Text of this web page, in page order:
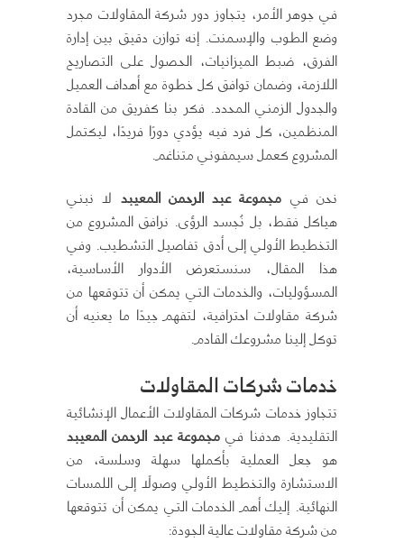
في جوهر الأمر، يتجاوز دور شركة المقاولات مجرد
وضع الطوب والإسمنت. إنه توازن دقيق بين إدارة
الفرق، ضبط الميزانيات، الحصول على التصاريح
اللازمة، وضمان توافق كل خطوة مع أهداف العميل
والجدول الزمني المحدد. فكر بنا كفريق من القادة
المنظمين، كل فرد فيه يؤدي دورًا فريدًا، ليكتمل
المشروع كعمل سيمفوني متناغم.
نحن في مجموعة عبد الرحمن المعيبد لا نبني
هياكل فقط، بل نُجسد الرؤى. نرافق المشروع من
التخطيط الأولي إلى أدق تفاصيل التشطيب. وفي
هذا المقال، سنستعرض الأدوار الأساسية،
المسؤوليات، والخدمات التي يمكن أن تتوقعها من
شركة مقاولات احترافية، لتفهم جيدًا ما يعنيه أن
توكل إلينا مشروعك القادم.
خدمات شركات المقاولات
تتجاوز خدمات شركات المقاولات الأعمال الإنشائية
التقليدية. هدفنا في مجموعة عبد الرحمن المعيبد
هو جعل العملية بأكملها سهلة وسلسة، من
الاستشارة والتخطيط الأولي وصولًا إلى اللمسات
النهائية. إليك أهم الخدمات التي يمكن أن تتوقعها
من شركة مقاولات عالية الجودة: